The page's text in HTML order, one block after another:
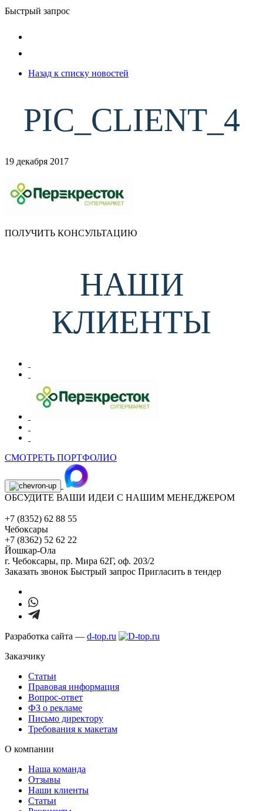
Быстрый запрос
Назад к списку новостей
PIC_CLIENT_4
19 декабря 2017
ПОЛУЧИТЬ КОНСУЛЬТАЦИЮ
НАШИ
КЛИЕНТЫ
СМОТРЕТЬ ПОРТФОЛИО
ОБСУДИТЕ ВАШИ ИДЕИ С НАШИМ МЕНЕДЖЕРОМ
+7 (8352) 62 88 55
Чебоксары
+7 (8362) 52 62 22
Йошкар-Ола
г. Чебоксары, пр. Мира 62Г, оф. 203/2
Заказать звонок Быстрый запрос Пригласить в тендер
Разработка сайта — d-top.ru
Заказчику
Статьи
Правовая информация
Вопрос-ответ
ФЗ о рекламе
Письмо директору
Требования к макетам
О компании
Наша команда
Отзывы
Наши клиенты
Статьи